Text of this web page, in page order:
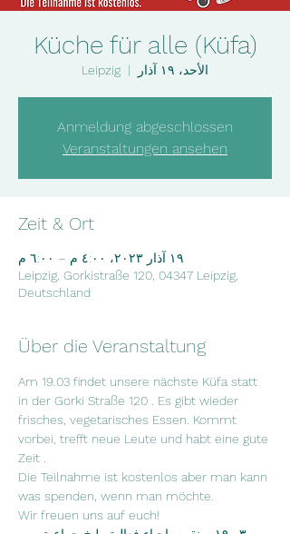
Küche für alle (Küfa)
الأحد، ١٩ آذار
  |
Leipzig
Anmeldung abgeschlossen
Veranstaltungen ansehen
Zeit & Ort
١٩ آذار ٢٠٢٣، ٤:٠٠ م – ٦:٠٠ م
Leipzig, Gorkistraße 120, 04347 Leipzig,
Deutschland
Über die Veranstaltung
Am 19.03 findet unsere nächste Küfa statt
in der Gorki Straße 120 . Es gibt wieder
frisches, vegetarisches Essen. Kommt
vorbei, trefft neue Leute und habt eine gute
Zeit .
Die Teilnahme ist kostenlos aber man kann
was spenden, wenn man möchte.
Wir freuen uns auf euch!